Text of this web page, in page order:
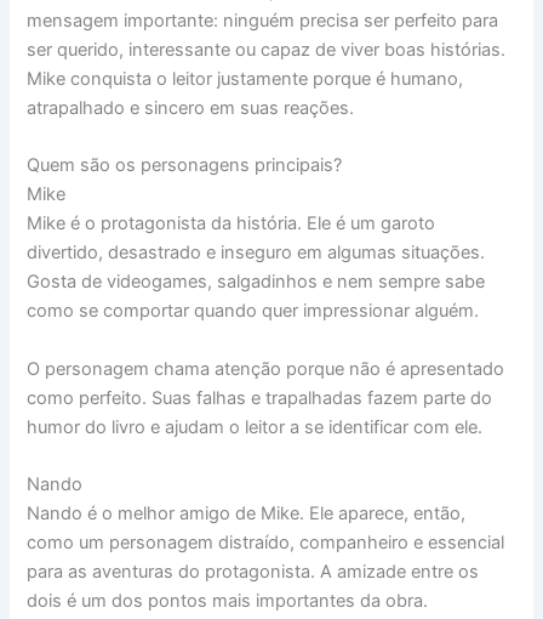
mensagem importante: ninguém precisa ser perfeito para
ser querido, interessante ou capaz de viver boas histórias.
Mike conquista o leitor justamente porque é humano,
atrapalhado e sincero em suas reações.
Quem são os personagens principais?
Mike
Mike é o protagonista da história. Ele é um garoto
divertido, desastrado e inseguro em algumas situações.
Gosta de videogames, salgadinhos e nem sempre sabe
como se comportar quando quer impressionar alguém.
O personagem chama atenção porque não é apresentado
como perfeito. Suas falhas e trapalhadas fazem parte do
humor do livro e ajudam o leitor a se identificar com ele.
Nando
Nando é o melhor amigo de Mike. Ele aparece, então,
como um personagem distraído, companheiro e essencial
para as aventuras do protagonista. A amizade entre os
dois é um dos pontos mais importantes da obra.